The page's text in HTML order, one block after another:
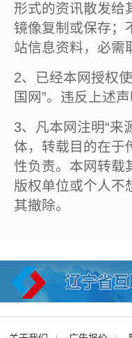
形式的资讯散发给
镜像复制或保存；
站信息资料，必需
2、已经本网授权
国网”。违反上述
3、凡本网注明“来
体，转载目的在于
性负责。本网转载
版权单位或个人不
其撤除。